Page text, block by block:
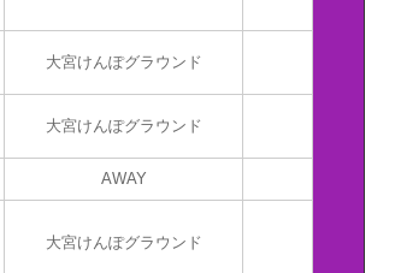
大宮けんぽグラウンド
大宮けんぽグラウンド
AWAY
大宮けんぽグラウンド